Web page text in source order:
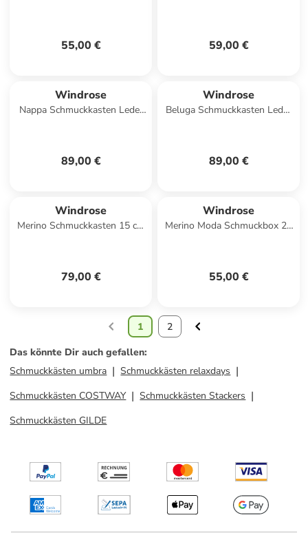
55,00 € 59,00 €
Windrose
Nappa Schmuckkasten Leder
89,00 €
Windrose
Beluga Schmuckkasten Leder
89,00 €
Windrose
Merino Schmuckkasten 15 cm
79,00 €
Windrose
Merino Moda Schmuckbox 23
55,00 €
1
2
Das könnte Dir auch gefallen:
Schmuckkästen umbra
Schmuckkästen relaxdays
Schmuckkästen COSTWAY
Schmuckkästen Stackers
Schmuckkästen GILDE